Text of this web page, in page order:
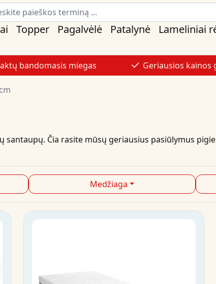
Topper Pagalvėlė Patalynė Lameliniai
bandomasis miegas Geriausios kainos
santaupų. Čia rasite mūsų geriausius pasiūlymus
Medžiaga